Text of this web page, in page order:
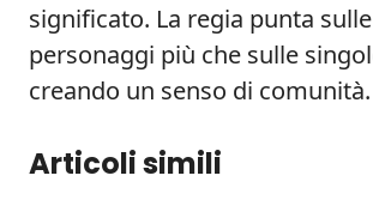
significato. La regia punta
personaggi più che sulle
creando un senso di comunità.
Articoli simili